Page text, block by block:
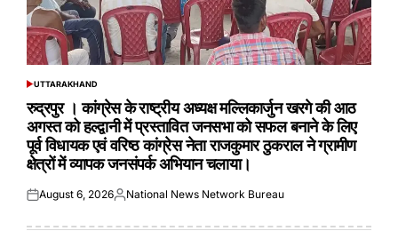
POSTED
UTTARAKHAND
रुद्रपुर । कांग्रेस के राष्ट्रीय अध्यक्ष मल्लिकार्जुन खरगे की आठ
अगस्त को हल्द्वानी में प्रस्तावित जनसभा को सफल बनाने के लिए
पूर्व विधायक एवं वरिष्ठ कांग्रेस नेता राजकुमार ठुकराल ने ग्रामीण
क्षेत्रों में व्यापक जनसंपर्क अभियान चलाया।
Posted
August 6, 2026Posted
National News Network Bureau